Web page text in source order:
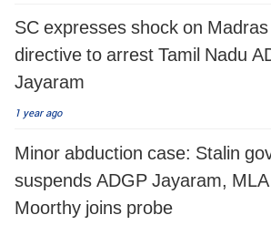
SC expresses shock on
directive to arrest Tamil Nadu
Jayaram
1 year ago
Minor abduction case: Stalin
suspends ADGP Jayaram, MLA
Moorthy joins probe